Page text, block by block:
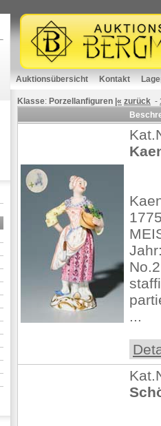
Auktionsübersicht Kontakt
Klasse: Porzellanfiguren |« zurück -
...